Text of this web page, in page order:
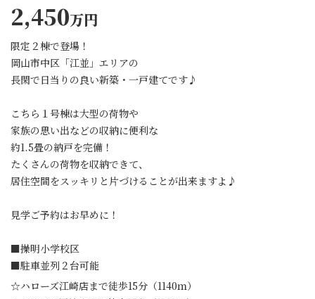
2,450万円
限定２棟で登場！
岡山市中区「江並」エリアの
長閑で日当りの良い新築・一戸建てです♪
こちら１号棟は大型の荷物や
家族の思い出などの収納に便利な
約1.5畳の納戸を完備！
たくさんの荷物を収納できて、
居住空間をスッキリと片づけることが出来ますよ♪
見学ご予約はお早めに！
■操明小学校区
■駐車並列２台可能
☆ハローズ江崎店まで徒歩15分（1140ｍ）